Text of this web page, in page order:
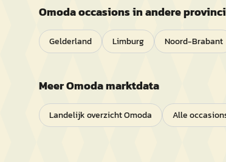
Omodaoccasions in andere
Gelderland Limburg Noord-Brabant
MeerOmodamarktdata
Landelijk overzichtOmoda Alle